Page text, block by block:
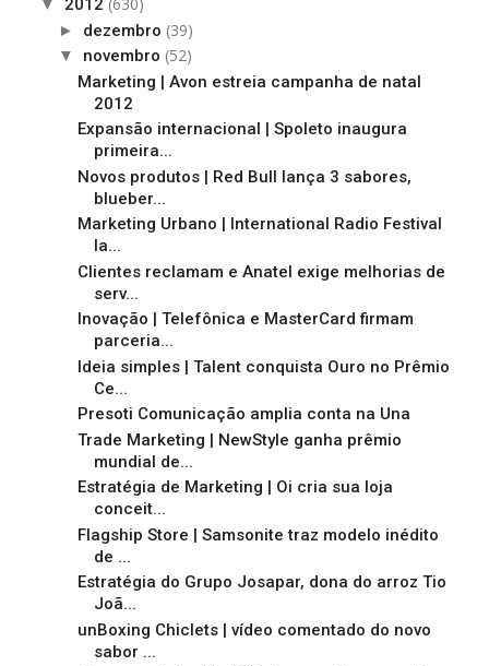
▼ 2012 (630)
► dezembro (39)
▼ novembro (52)
Marketing | Avon estreia campanha de natal
2012
Expansão internacional | Spoleto inaugura
primeira...
Novos produtos | Red Bull lança 3 sabores,
blueber...
Marketing Urbano | International Radio Festival
la...
Clientes reclamam e Anatel exige melhorias de
serv...
Inovação | Telefônica e MasterCard firmam
parceria...
Ideia simples | Talent conquista Ouro no Prêmio
Ce...
Presoti Comunicação amplia conta na Una
Trade Marketing | NewStyle ganha prêmio
mundial de...
Estratégia de Marketing | Oi cria sua loja
conceit...
Flagship Store | Samsonite traz modelo inédito
de ...
Estratégia do Grupo Josapar, dona do arroz Tio
Joã...
unBoxing Chiclets | vídeo comentado do novo
sabor ...